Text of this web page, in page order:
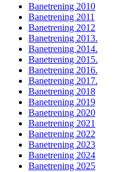
Banetrening 2010
Banetrening 2011
Banetrening 2012
Banetrening 2013.
Banetrening 2014.
Banetrening 2015.
Banetrening 2016.
Banetrening 2017.
Banetrening 2018
Banetrening 2019
Banetrening 2020
Banetrening 2021
Banetrening 2022
Banetrening 2023
Banetrening 2024
Banetrening 2025